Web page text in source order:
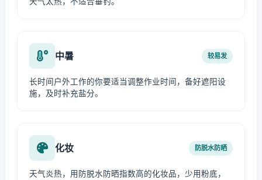
中暑 较易发
长时间户外工作的你要适当调整作业时间，备好遮阳设
施，及时补充盐分。
化妆 防脱水防晒
天气炎热，用防脱水防晒指数高的化妆品，少用粉底，